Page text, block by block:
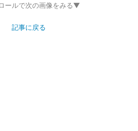
ールで次の画像をみる▼
記事に戻る